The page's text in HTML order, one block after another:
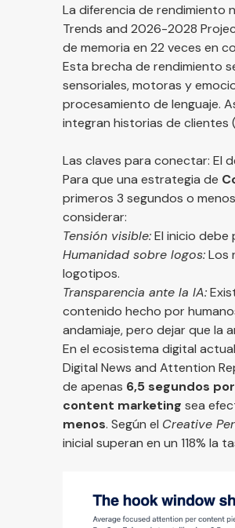
La diferencia de rendimiento
Trends and 2026-2028
de memoria en 22 veces en
Esta brecha de rendimiento
sensoriales, motoras y
procesamiento de lenguaje.
integran historias de clientes
Las claves para conectar: El
Para que una estrategia de
primeros 3 segundos o
considerar:
Tensión visible:El inicio
Humanidad sobre logos:Los
logotipos.
Transparencia ante la IA:
contenido hecho por
andamiaje, pero dejar que la
En el ecosistema digital
Digital News and Attention
de apenas 6,5 segundos
content marketing sea
menos. Según el Creative
inicial superan en un 118% la